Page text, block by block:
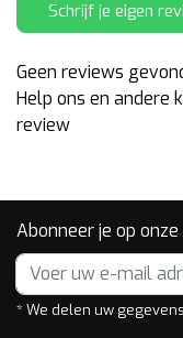
Schrijf je eigen
Geen reviews
Help ons en andere
review
Abonneer je op
* We delen uw